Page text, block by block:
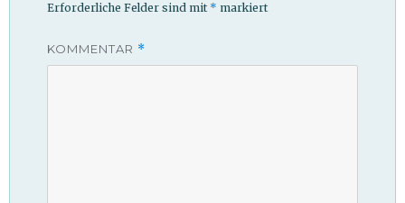
Erforderliche Felder sind mit * markiert
KOMMENTAR *